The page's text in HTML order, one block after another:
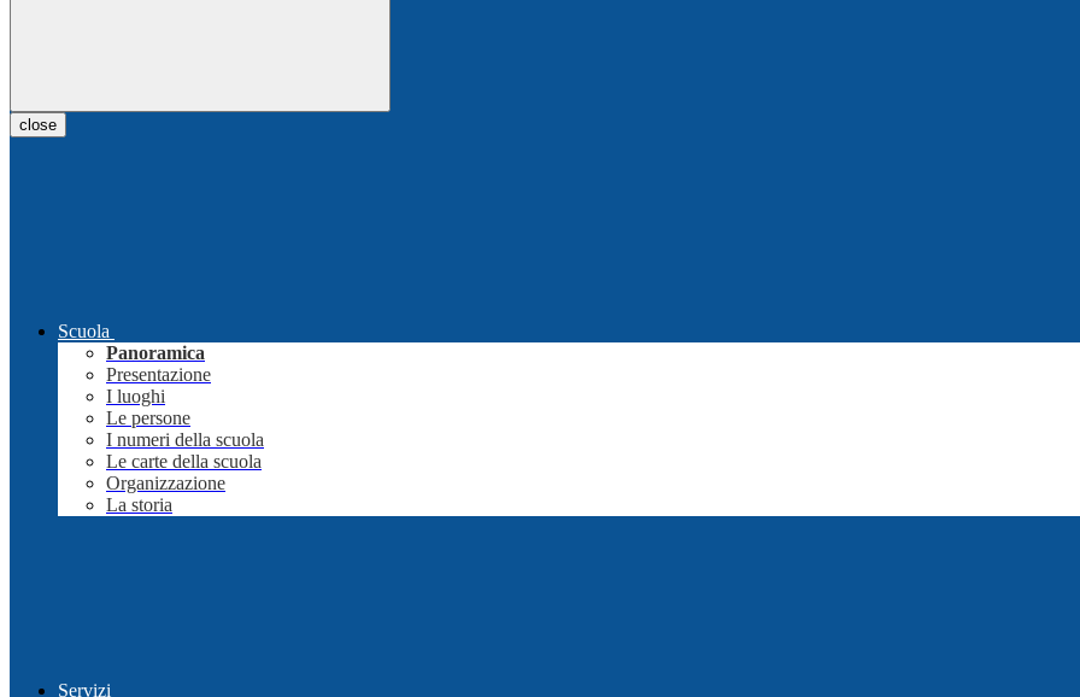
close
Scuola
Panoramica
Presentazione
I luoghi
Le persone
I numeri della scuola
Le carte della scuola
Organizzazione
La storia
Servizi